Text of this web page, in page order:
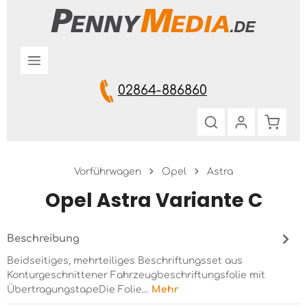
Zum Hauptinhalt springen
02864-886860
Vorführwagen Opel Astra
Opel Astra Variante C
Beschreibung
Beidseitiges, mehrteiliges Beschriftungsset aus
Konturgeschnittener Fahrzeugbeschriftungsfolie mit
ÜbertragungstapeDie Folie… Mehr